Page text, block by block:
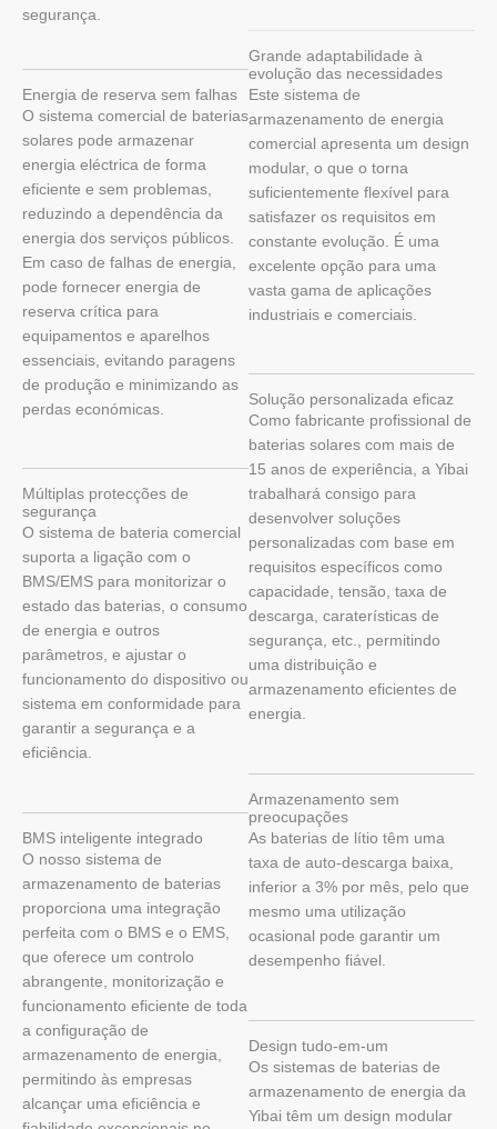
segurança.
Energia de reserva sem falhas
O sistema comercial de baterias
solares pode armazenar
energia eléctrica de forma
eficiente e sem problemas,
reduzindo a dependência da
energia dos serviços públicos.
Em caso de falhas de energia,
pode fornecer energia de
reserva crítica para
equipamentos e aparelhos
essenciais, evitando paragens
de produção e minimizando as
perdas económicas.
Múltiplas protecções de
segurança
O sistema de bateria comercial
suporta a ligação com o
BMS/EMS para monitorizar o
estado das baterias, o consumo
de energia e outros
parâmetros, e ajustar o
funcionamento do dispositivo ou
sistema em conformidade para
garantir a segurança e a
eficiência.
BMS inteligente integrado
O nosso sistema de
armazenamento de baterias
proporciona uma integração
perfeita com o BMS e o EMS,
que oferece um controlo
abrangente, monitorização e
funcionamento eficiente de toda
a configuração de
armazenamento de energia,
permitindo às empresas
alcançar uma eficiência e
Grande adaptabilidade à
evolução das necessidades
Este sistema de
armazenamento de energia
comercial apresenta um design
modular, o que o torna
suficientemente flexível para
satisfazer os requisitos em
constante evolução. É uma
excelente opção para uma
vasta gama de aplicações
industriais e comerciais.
Solução personalizada eficaz
Como fabricante profissional de
baterias solares com mais de
15 anos de experiência, a Yibai
trabalhará consigo para
desenvolver soluções
personalizadas com base em
requisitos específicos como
capacidade, tensão, taxa de
descarga, caraterísticas de
segurança, etc., permitindo
uma distribuição e
armazenamento eficientes de
energia.
Armazenamento sem
preocupações
As baterias de lítio têm uma
taxa de auto-descarga baixa,
inferior a 3% por mês, pelo que
mesmo uma utilização
ocasional pode garantir um
desempenho fiável.
Design tudo-em-um
Os sistemas de baterias de
armazenamento de energia da
Yibai têm um design modular